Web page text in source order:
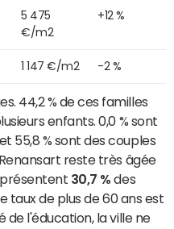
5 475
€/m2
+12 %
1 147 €/m2 -2 %
44,2 % de ces familles
enfants. 0,0 % sont
55,8 % sont des couples
reste très âgée
30,7 % des
taux de plus de 60 ans est
de l'éducation, la ville ne